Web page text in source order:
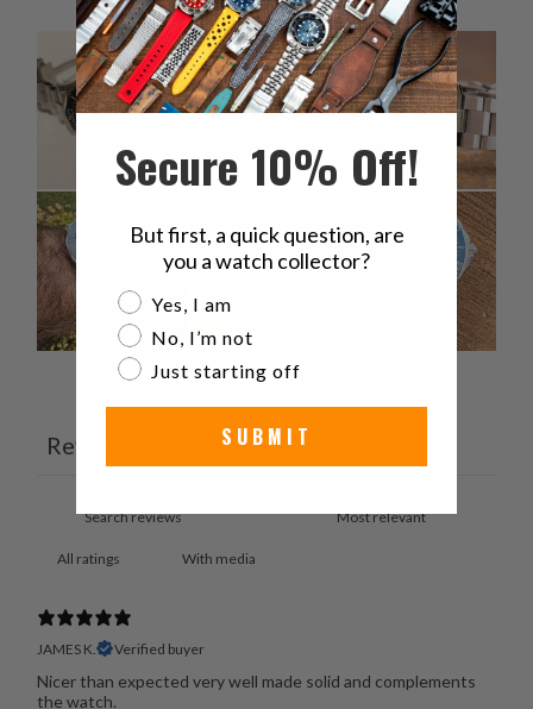
Reviews Questions 1
With media
JAMES K. Verified buyer
Nicer than expected very well made solid and complements
the watch.
Secure 10% Off!
But first, a quick question, are
you a watch collector?
Are you a watch collector?
Yes, I am
No, I’m not
Just starting off
SUBMIT